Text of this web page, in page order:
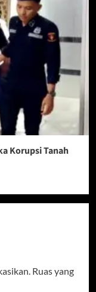
Korupsi Tanah
Ruas yang